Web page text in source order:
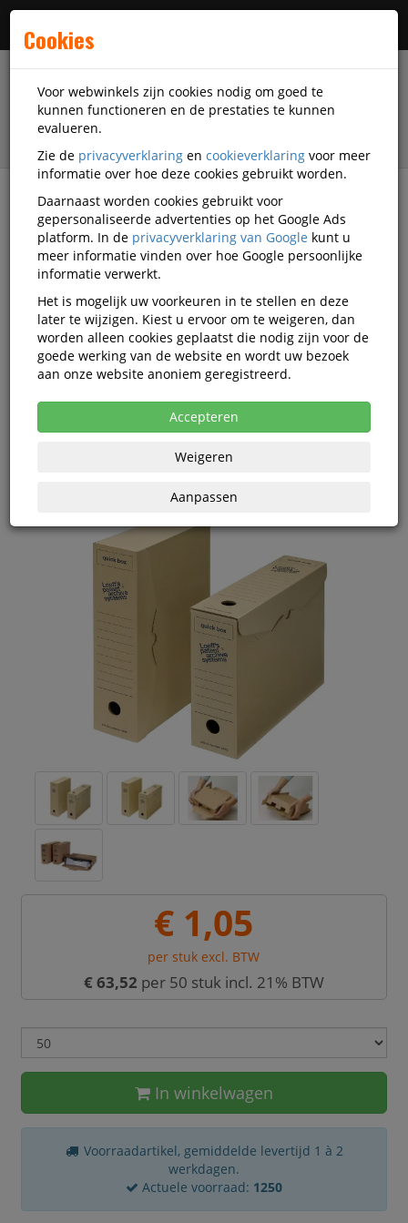
filter
Kantoorartikelen
Archiveringsmiddelen
Archiefdozen
Loeff's
Loeff's Archiefdoos Loeff 3000
335x240x80mm bruin
Korting vanaf aankoop 150 eenheden, zie
Vanaf € 1,04 excl. BTW bij aankoop van minimaal 150
eenheden
€ 1,05
per stuk excl. BTW
€ 63,52 per 50 stuk incl. 21% BTW
In winkelwagen
Voorraadartikel, gemiddelde levertijd 1 à 2
werkdagen.
Actuele voorraad: 1250
Cookies
Voor webwinkels zijn cookies nodig om goed te
kunnen functioneren en de prestaties te kunnen
evalueren.
Zie de privacyverklaring en cookieverklaring voor meer
informatie over hoe deze cookies gebruikt worden.
Daarnaast worden cookies gebruikt voor
gepersonaliseerde advertenties op het Google Ads
platform. In de privacyverklaring van Google kunt u
meer informatie vinden over hoe Google persoonlijke
informatie verwerkt.
Het is mogelijk uw voorkeuren in te stellen en deze
later te wijzigen. Kiest u ervoor om te weigeren, dan
worden alleen cookies geplaatst die nodig zijn voor de
goede werking van de website en wordt uw bezoek
aan onze website anoniem geregistreerd.
Accepteren
Weigeren
Aanpassen